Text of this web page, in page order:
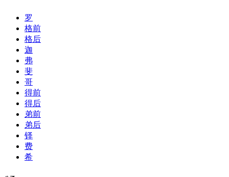
罗
格前
格后
迦
弗
斐
哥
得前
得后
弟前
弟后
铎
费
希